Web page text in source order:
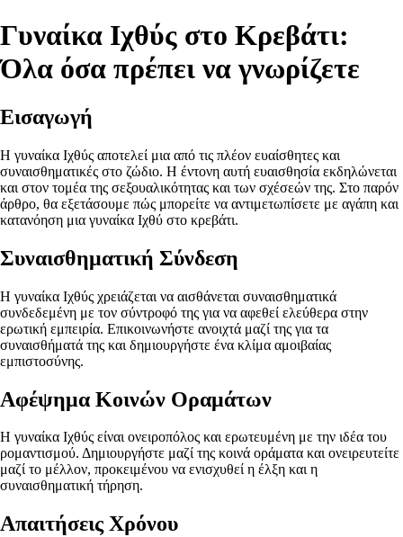
Γυναίκα Ιχθύς στο Κρεβάτι:
Όλα όσα πρέπει να γνωρίζετε
Εισαγωγή
Η γυναίκα Ιχθύς αποτελεί μια από τις πλέον ευαίσθητες και
συναισθηματικές στο ζώδιο. Η έντονη αυτή ευαισθησία εκδηλώνεται
και στον τομέα της σεξουαλικότητας και των σχέσεών της. Στο παρόν
άρθρο, θα εξετάσουμε πώς μπορείτε να αντιμετωπίσετε με αγάπη και
κατανόηση μια γυναίκα Ιχθύ στο κρεβάτι.
Συναισθηματική Σύνδεση
Η γυναίκα Ιχθύς χρειάζεται να αισθάνεται συναισθηματικά
συνδεδεμένη με τον σύντροφό της για να αφεθεί ελεύθερα στην
ερωτική εμπειρία. Επικοινωνήστε ανοιχτά μαζί της για τα
συναισθήματά της και δημιουργήστε ένα κλίμα αμοιβαίας
εμπιστοσύνης.
Αφέψημα Κοινών Οραμάτων
Η γυναίκα Ιχθύς είναι ονειροπόλος και ερωτευμένη με την ιδέα του
ρομαντισμού. Δημιουργήστε μαζί της κοινά οράματα και ονειρευτείτε
μαζί το μέλλον, προκειμένου να ενισχυθεί η έλξη και η
συναισθηματική τήρηση.
Απαιτήσεις Χρόνου